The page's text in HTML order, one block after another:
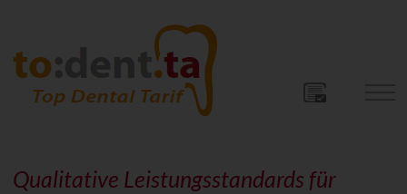
Qualitative Leistungsstandards für